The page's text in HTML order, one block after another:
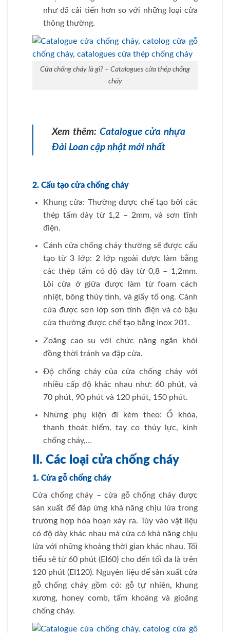
như đã cải tiến hơn so với những loại cửa
thông thường.
Cửa chống cháy là gì? – Catalogues cửa thép chống
cháy
Xem thêm: Catalogue cửa nhựa
Đài Loan cập nhật mới nhất
2. Cấu tạo cửa chống cháy
Khung cửa: Thường được chế tạo bởi các
thép tấm dày từ 1,2 – 2mm, và sơn tĩnh
điện.
Cánh cửa chống cháy thường sẽ được cấu
tạo từ 3 lớp: 2 lớp ngoài được làm bằng
các thép tấm có độ dày từ 0,8 – 1,2mm.
Lõi cửa ở giữa được làm từ foam cách
nhiệt, bông thủy tinh, và giấy tổ ong. Cánh
cửa được sơn lớp sơn tĩnh điện và có bậu
cửa thường được chế tạo bằng Inox 201.
Zoăng cao su với chức năng ngăn khói
đồng thời tránh va đập cửa.
Độ chống cháy của cửa chống cháy với
nhiều cấp độ khác nhau như: 60 phút, và
70 phút, 90 phút và 120 phút, 150 phút.
Những phụ kiện đi kèm theo: Ổ khóa,
thanh thoát hiểm, tay co thủy lực, kính
chống cháy,…
II. Các loại cửa chống cháy
1. Cửa gỗ chống cháy
Cửa chống cháy – cửa gỗ chống cháy được
sản xuất để đáp ứng khả năng chịu lửa trong
trường hợp hỏa hoạn xảy ra. Tùy vào vật liệu
có độ dày khác nhau mà cửa có khả năng chịu
lửa với những khoảng thời gian khác nhau. Tối
tiểu sẽ từ 60 phút (EI60) cho đến tối đa là trên
120 phút (EI120). Nguyên liệu để sản xuất cửa
gỗ chống cháy gồm có: gỗ tự nhiên, khung
xương, honey comb, tấm khoáng và gioăng
chống cháy.